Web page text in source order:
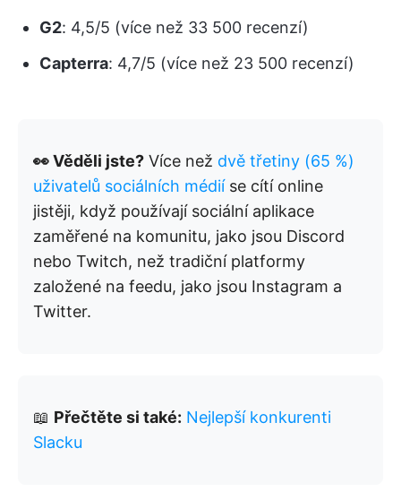
G2: 4,5/5 (více než 33 500 recenzí)
Capterra: 4,7/5 (více než 23 500 recenzí)
👀 Věděli jste? Více než dvě třetiny (65 %)
uživatelů sociálních médiíse cítí online
jistěji, když používají sociální aplikace
zaměřené na komunitu, jako jsou Discord
nebo Twitch, než tradiční platformy
založené na feedu, jako jsou Instagram a
Twitter.
📖 Přečtěte si také: Nejlepší konkurenti
Slacku